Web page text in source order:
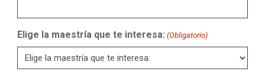
Elige la maestría que te interesa: (Obligatorio)